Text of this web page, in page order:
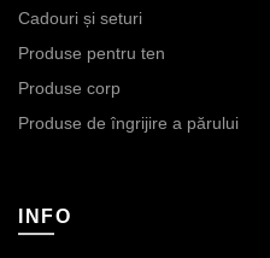
Cadouri și seturi
Produse pentru ten
Produse corp
Produse de îngrijire a părului
INFO